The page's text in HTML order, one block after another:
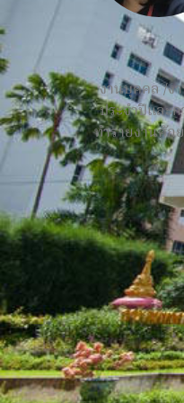
งานบุคคล /ง
ประจําปีและ
ทํารายงานศัก